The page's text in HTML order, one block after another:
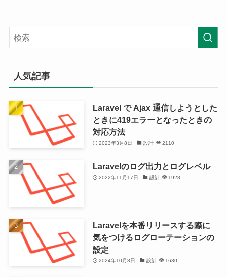
人気記事
Laravel で Ajax 通信しようとした
ときに419エラーとなったときの
対応方法
2023年3月8日 設計 2110
Laravelのログ出力とログレベル
2022年11月17日 設計 1928
Laravelを本番リリースする際に
気をつけるログローテーションの
設定
2024年10月8日 設計 1630